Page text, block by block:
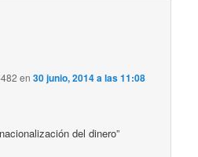
en30 junio, 2014 a las 11:08
del dinero”